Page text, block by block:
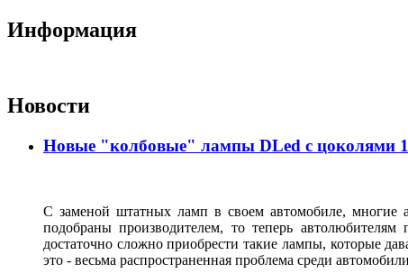
Информация
Новости
Новые "колбовые" лампы DLed с цоколями
С заменой штатных ламп в своем автомобиле, многие
подобраны производителем, то теперь
достаточно сложно приобрести такие лампы, которые
это - весьма распространенная проблема среди